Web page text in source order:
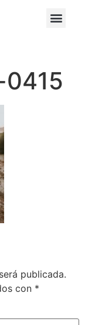
publicada.
con *